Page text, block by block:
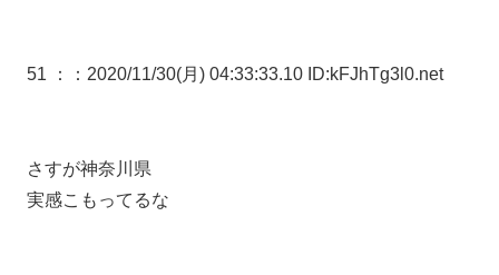
51 ： ：2020/11/30(月) 04:33:33.10 ID:kFJhTg3l0.net
さすが神奈川県
実感こもってるな